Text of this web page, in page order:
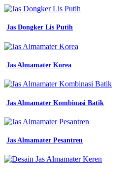
warna
biru
dongker
polos
baju
jual
kerja
pdh
dinas
badan
daerah
panjang
Jas Dongker Lis Putih
Jas Almamater Korea
Jas Almamater Kombinasi Batik
Jas Almamater Pesantren